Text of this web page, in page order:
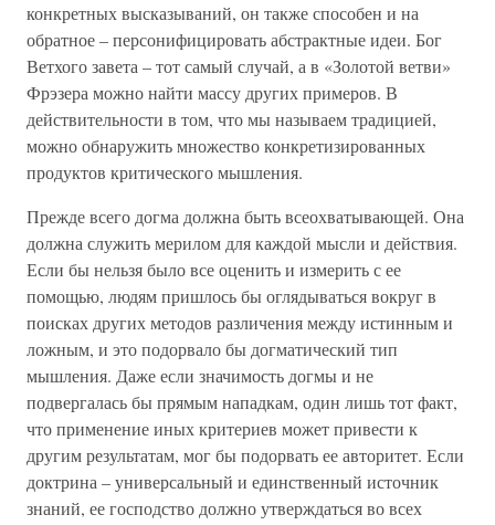
конкретных высказываний, он также способен и на
обратное – персонифицировать абстрактные идеи. Бог
Ветхого завета – тот самый случай, а в «Золотой ветви»
Фрэзера можно найти массу других примеров. В
действительности в том, что мы называем традицией,
можно обнаружить множество конкретизированных
продуктов критического мышления.
Прежде всего догма должна быть всеохватывающей. Она
должна служить мерилом для каждой мысли и действия.
Если бы нельзя было все оценить и измерить с ее
помощью, людям пришлось бы оглядываться вокруг в
поисках других методов различения между истинным и
ложным, и это подорвало бы догматический тип
мышления. Даже если значимость догмы и не
подвергалась бы прямым нападкам, один лишь тот факт,
что применение иных критериев может привести к
другим результатам, мог бы подорвать ее авторитет. Если
доктрина – универсальный и единственный источник
знаний, ее господство должно утверждаться во всех